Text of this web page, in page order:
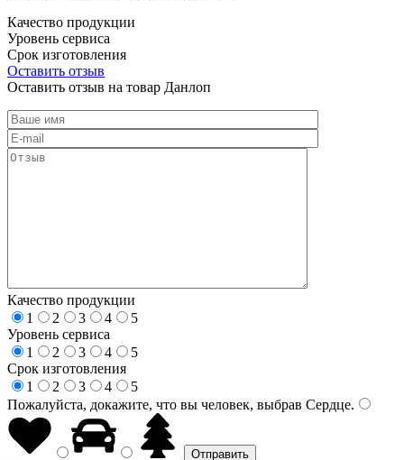
Качество продукции
Уровень сервиса
Срок изготовления
Оставить отзыв
Оставить отзыв на товар Данлоп
Качество продукции
1
2 3 4
5
Уровень сервиса
1
2 3 4
5
Срок изготовления
1
2 3 4
5
Пожалуйста, докажите, что вы человек, выбрав Сердце.